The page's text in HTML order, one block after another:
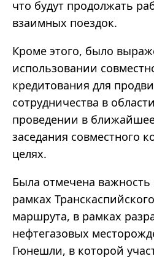
что будут продолжать
взаимных поездок.
Кроме этого, было
использовании
кредитования для
сотрудничества в
проведении в
заседания совместного
целях.
Была отмечена важность
рамках
маршрута, в рамках
нефтегазовых
Гюнешли, в которой